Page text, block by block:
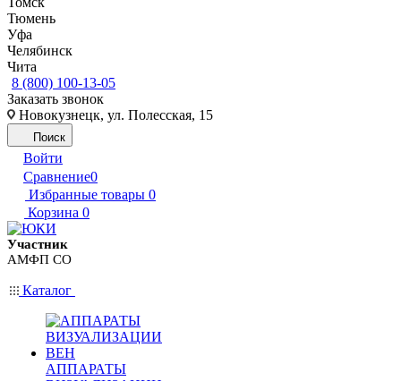
Тюмень
Уфа
Челябинск
Чита
8 (800) 100-13-05
Заказать звонок
Новокузнецк, ул. Полесская, 15
Поиск
Войти
Сравнение0
Избранные товары 0
Корзина 0
Участник
АМФП СО
Каталог
АППАРАТЫ